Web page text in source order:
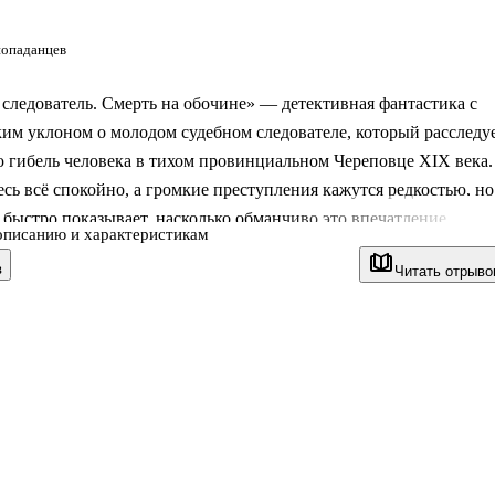
Читать
Смерть на обочине» — детективная фантастика с
уклоном о молодом судебном следователе, который
гибель человека в тихом провинциальном Череповце XIX века.
всё спокойно, а громкие преступления кажутся редкостью, но
показывает, насколько обманчиво это впечатление.
— человек из XXI века, оказавшийся в России
приходится полагаться не на современные методы, а на
и характеристикам